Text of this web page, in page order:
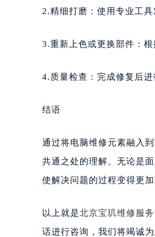
2.精细打磨：使用专业工
3.重新上色或更换部件：
4.质量检查：完成修复后
结语
通过将电脑维修元素融入
共通之处的理解。无论是
使解决问题的过程变得更
以上就是北京宝玑维修服
话进行咨询，我们将竭诚为